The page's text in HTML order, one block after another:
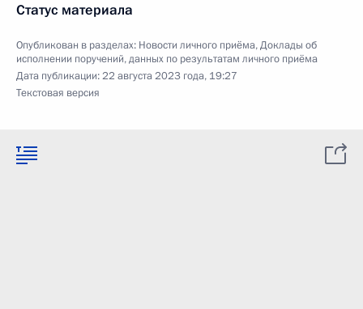
Статус материала
Опубликован в разделах: Новости личного приёма,Доклады об
исполнении поручений, данных по результатам личного приёма
Дата публикации:22 августа 2023 года, 19:27
Текстовая версия